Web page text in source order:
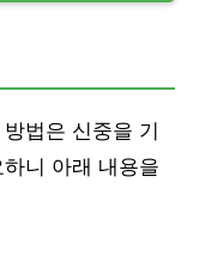
법은 신중을 기
니 아래 내용을